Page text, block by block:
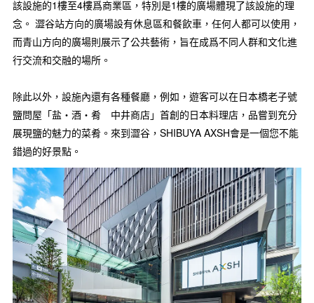
該設施的1樓至4樓爲商業區，特別是1樓的廣場體現了該設施的理
念。 澀谷站方向的廣場設有休息區和餐飲車，任何人都可以使用，
而青山方向的廣場則展示了公共藝術，旨在成爲不同人群和文化進
行交流和交融的場所。
除此以外，設施內還有各種餐廳，例如，遊客可以在日本橋老子號
鹽問屋「盐・酒・肴 中井商店」首創的日本料理店，品嘗到充分
展現鹽的魅力的菜肴。來到澀谷，SHIBUYA AXSH會是一個您不能
錯過的好景點。